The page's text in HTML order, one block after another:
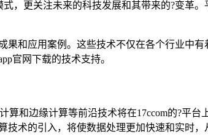
，更关注未来的科技发展和其带来的?变革
和应用案例。这些技术不仅在各个行业中
官网下载的技术支持。
算和边缘计算等前沿技术将在17ccom的?平
术的引入，将使数据处理更加快速和实时，